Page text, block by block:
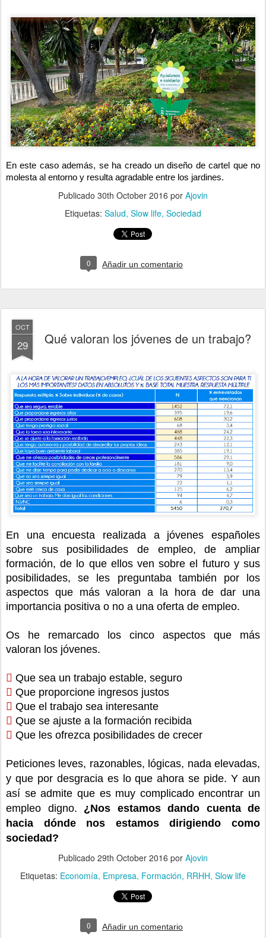
En este caso además, se ha creado un diseño de cartel que no
molesta al entorno y resulta agradable entre los jardines.
Publicado 30th October 2016 por Ajovin
Etiquetas: Salud Slow life Sociedad
0 Añadir un comentario
OCT
29 Qué valoran los jóvenes de un trabajo?
En una encuesta realizada a jóvenes españoles
sobre sus posibilidades de empleo, de ampliar
formación, de lo que ellos ven sobre el futuro y sus
posibilidades, se les preguntaba también por los
aspectos que más valoran a la hora de dar una
importancia positiva o no a una oferta de empleo.
Os he remarcado los cinco aspectos que más
valoran los jóvenes.
 Que sea un trabajo estable, seguro
 Que proporcione ingresos justos
 Que el trabajo sea interesante
 Que se ajuste a la formación recibida
 Que les ofrezca posibilidades de crecer
Peticiones leves, razonables, lógicas, nada elevadas,
y que por desgracia es lo que ahora se pide. Y aun
así se admite que es muy complicado encontrar un
empleo digno. ¿Nos estamos dando cuenta de
hacia dónde nos estamos dirigiendo como
sociedad?
Publicado 29th October 2016 por Ajovin
Etiquetas: Economía Empresa Formación RRHH Slow life
0 Añadir un comentario